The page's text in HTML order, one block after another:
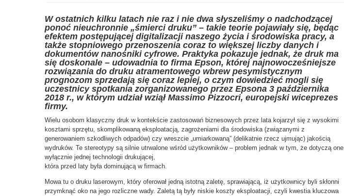
W ostatnich kilku latach nie raz i nie dwa słyszeliśmy o nadchodzącej
ponoć nieuchronnie „śmierci druku” – takie teorie pojawiały się, będąc
efektem postępującej digitalizacji naszego życia i środowiska pracy, a
także stopniowego przenoszenia coraz to większej liczby danych i
dokumentów nanośniki cyfrowe. Praktyka pokazuje jednak, że druk ma
się doskonale – udowadnia to firma Epson, której najnowocześniejsze
rozwiązania do druku atramentowego wbrew pesymistycznym
prognozom sprzedają się coraz lepiej, o czym dowiedzieć mogli się
uczestnicy spotkania zorganizowanego przez Epsona 3 października
2018 r., w którym udział wziął Massimo Pizzocri, europejski wiceprezes
firmy.
Wielu osobom klasyczny druk w kontekście zastosowań biznesowych przez lata kojarzył się z wysokimi
kosztami sprzętu, skomplikowaną eksploatacją, zagrożeniami dla środowiska (związanymi z
generowaniem szkodliwych odpadów) czy wreszcie „umiarkowaną” (delikatnie rzecz ujmując) jakością
wydruków. Te stereotypy są silnie utrwalone wśród użytkowników – problem jednak w tym, że dotyczą one
wyłącznie jednej technologii drukującej,
która przed laty była dominującą w firmach.
Mowa tu o druku laserowym, który oferował jedną istotną zaletę, sprawiającą, iż użytkownicy byli skłonni
przymknąć oko na jego rozliczne wady. Zaletą tą były niskie koszty eksploatacji, czyli kwestia kluczowa